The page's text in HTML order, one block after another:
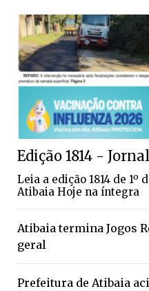
Edição 1814 -
Leia a edição 1814 de 1º
Atibaia Hoje na íntegra
Atibaia termina Jogos
geral
Prefeitura de Atibaia